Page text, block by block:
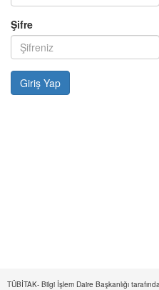
Şifre
TÜBİTAK- Bilgi İşlem Daire Başkanlığı